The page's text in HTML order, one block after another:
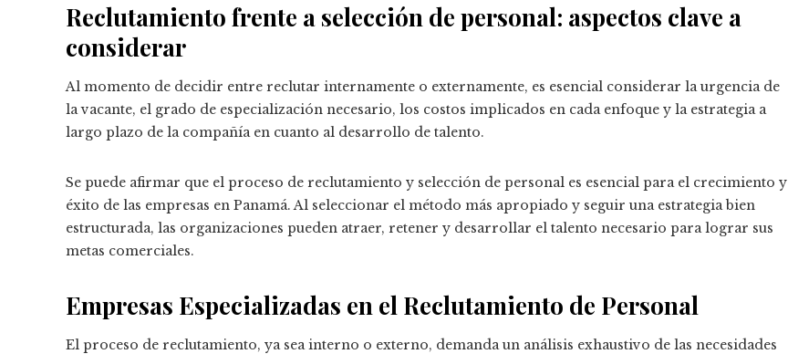
Reclutamiento frente a selección de personal: aspectos clave a
considerar
Al momento de decidir entre reclutar internamente o externamente, es esencial considerar la urgencia de
la vacante, el grado de especialización necesario, los costos implicados en cada enfoque y la estrategia a
largo plazo de la compañía en cuanto al desarrollo de talento.
Se puede afirmar que el proceso de reclutamiento y selección de personal es esencial para el crecimiento y
éxito de las empresas en Panamá. Al seleccionar el método más apropiado y seguir una estrategia bien
estructurada, las organizaciones pueden atraer, retener y desarrollar el talento necesario para lograr sus
metas comerciales.
Empresas Especializadas en el Reclutamiento de Personal
El proceso de reclutamiento, ya sea interno o externo, demanda un análisis exhaustivo de las necesidades